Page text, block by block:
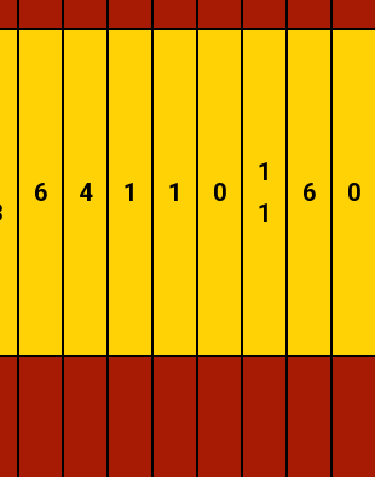
6 4 1 1 0
1
1
6 0